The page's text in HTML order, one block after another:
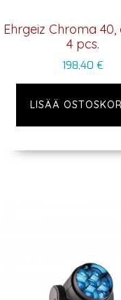
Ehrgeiz Chroma
4 pcs.
198,40 €
LISÄÄ